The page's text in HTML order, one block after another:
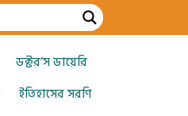
ডক্টর’স ডায়েরি
ইতিহাসের সরণি